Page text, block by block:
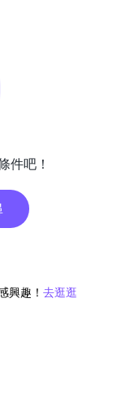
件吧！
興趣！ 去逛逛